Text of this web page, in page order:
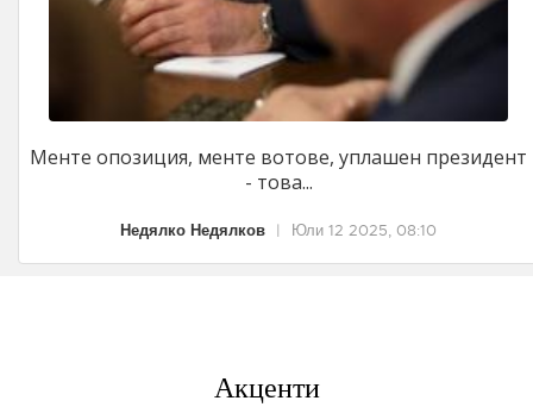
Менте опозиция, менте вотове, уплашен президент
- това...
Недялко Недялков Юли 12 2025, 08:10
Акценти